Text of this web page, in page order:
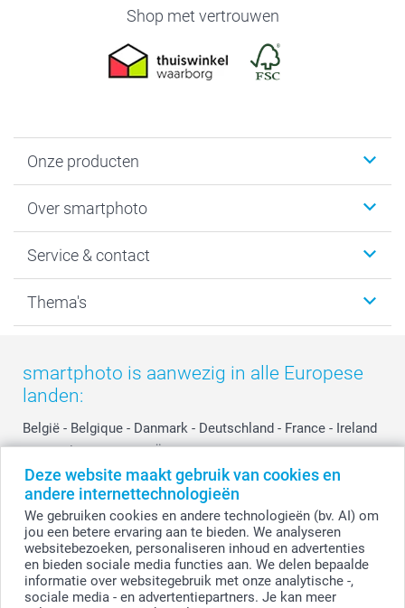
Deze website maakt gebruik van cookies en
andere internettechnologieën
We gebruiken cookies en andere technologieën (bv. AI) om
jou een betere ervaring aan te bieden. We analyseren
websitebezoeken, personaliseren inhoud en advertenties
en bieden sociale media functies aan. We delen bepaalde
informatie over websitegebruik met onze analytische -,
sociale media - en advertentiepartners. Je kan meer
Shop met vertrouwen
Onze producten
Fotoboeken
Fotocadeaus
Kaarten
Over smartphoto
Vacatures
Bestelproces
Privacy
Cookiebeleid
Reviews
Prijslijst
Investor Relations
Service & contact
Tevredenheidsgarantie
smartbonus
smartfriends
service@smartphoto.nl
Affiliate partnerprogramma
Partnerships
Influencer partnerprogramma
Thema's
Moederdag
Vaderdag
Huwelijk
smartphoto is aanwezig in alle Europese
landen:
België - Belgique - Danmark - Deutschland - France - Ireland
- Nederland - Norge - Österreich - Schweiz - Suisse -
Switzerland - Suomi - Sverige - United Kingdom -
Other Countries
Alle prijzen zijn in EURO (€) inclusief BTW en exclusief verzendkosten.